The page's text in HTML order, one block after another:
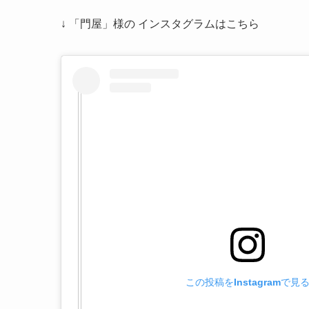
↓ 「門屋」様の インスタグラムはこちら
この投稿をInstagramで見る